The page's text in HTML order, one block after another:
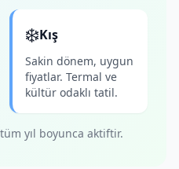
❄️Kış
Sakin dönem, uygun
fiyatlar. Termal ve
kültür odaklı tatil.
yıl boyunca aktiftir.